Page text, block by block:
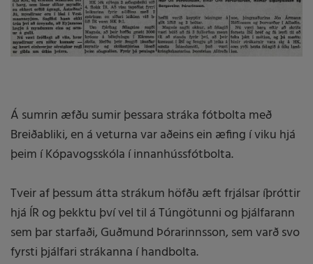
Á sumrin æfðu sumir þessara stráka fótbolta með
Breiðabliki, en á veturna var aðeins ein æfing í viku hjá
þeim í Kópavogsskóla í innanhússfótbolta.
Tveir af þessum átta strákum höfðu æft frjálsar íþróttir
hjá ÍR og þekktu því vel til á Túngötunni og þjálfarann
sem þar starfaði, Guðmund Þórarinnsson, sem varð svo
fyrsti þjálfari strákanna í handbolta.